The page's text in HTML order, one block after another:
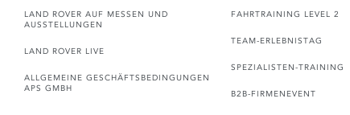
LAND ROVER AUF MESSEN UND
AUSSTELLUNGEN
LAND ROVER LIVE
ALLGEMEINE GESCHÄFTSBEDINGUNGEN
APS GMBH
FAHRTRAINING LEVEL 2
TEAM-ERLEBNISTAG
SPEZIALISTEN-TRAINING
B2B-FIRMENEVENT